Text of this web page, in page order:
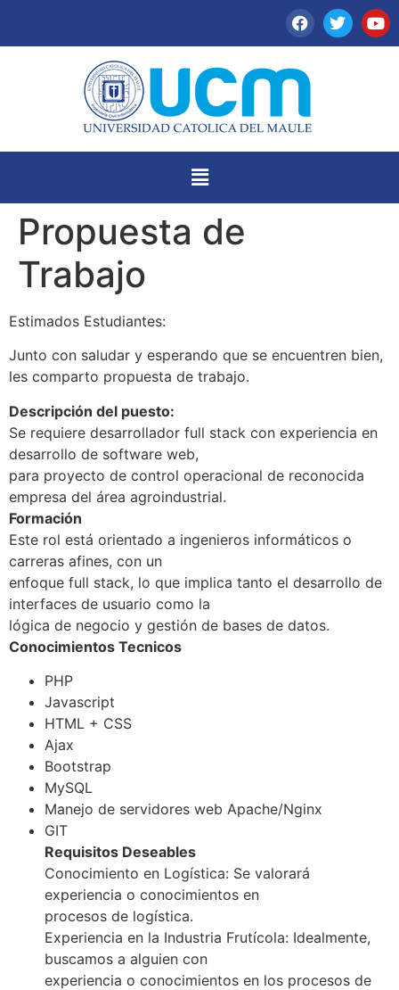
Propuesta de
Trabajo
Estimados Estudiantes:
Junto con saludar y esperando que se encuentren bien,
les comparto propuesta de trabajo.
Descripción del puesto:
Se requiere desarrollador full stack con experiencia en
desarrollo de software web,
para proyecto de control operacional de reconocida
empresa del área agroindustrial.
Formación
Este rol está orientado a ingenieros informáticos o
carreras afines, con un
enfoque full stack, lo que implica tanto el desarrollo de
interfaces de usuario como la
lógica de negocio y gestión de bases de datos.
Conocimientos Tecnicos
PHP
Javascript
HTML + CSS
Ajax
Bootstrap
MySQL
Manejo de servidores web Apache/Nginx
GIT
Requisitos Deseables
Conocimiento en Logística: Se valorará
experiencia o conocimientos en
procesos de logística.
Experiencia en la Industria Frutícola: Idealmente,
buscamos a alguien con
experiencia o conocimientos en los procesos de